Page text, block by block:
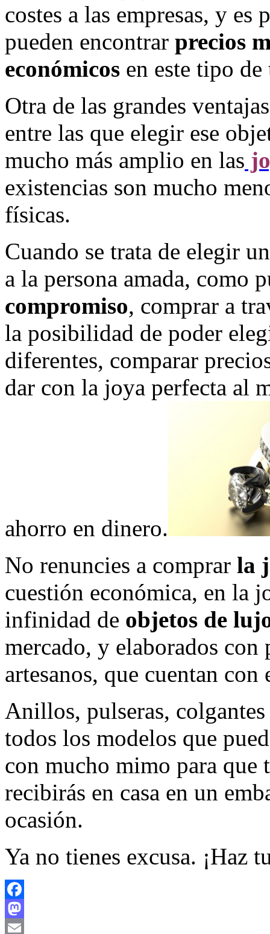
costes a las empresas, y es
pueden encontrar precios
económicos en este tipo
Otra de las grandes
entre las que elegir ese
mucho más amplio en las
existencias son mucho
físicas.
Cuando se trata de elegir
a la persona amada, como
compromiso, comprar a
la posibilidad de poder
diferentes, comparar
dar con la joya perfecta al
ahorro en dinero.
No renuncies a comprar la
cuestión económica, en la
infinidad de objetos de
mercado, y elaborados con
artesanos, que cuentan
Anillos, pulseras,
todos los modelos que
con mucho mimo para que
recibirás en casa en un
ocasión.
Ya no tienes excusa. ¡Haz
Facebook
Mastodon